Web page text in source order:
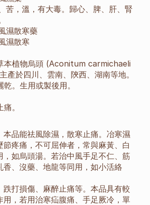
苦，溫，有大毒。歸心、脾、肝、腎
濕散寒藥
濕散寒
本植物烏頭 (Aconitum carmichaeli
產於四川、雲南、陝西、湖南等地。
。生用或製後用。
。
本品能祛風除濕，散寒止痛。冶寒濕
節疼痛，不可屈伸者，常與麻黃、白
，如烏頭湯。若治中風手足不仁、筋
香、沒藥、地龍等同用，如小活絡
跌打損傷、麻醉止痛等。本品具有較
用，若用治寒疝腹痛、手足厥冷，單